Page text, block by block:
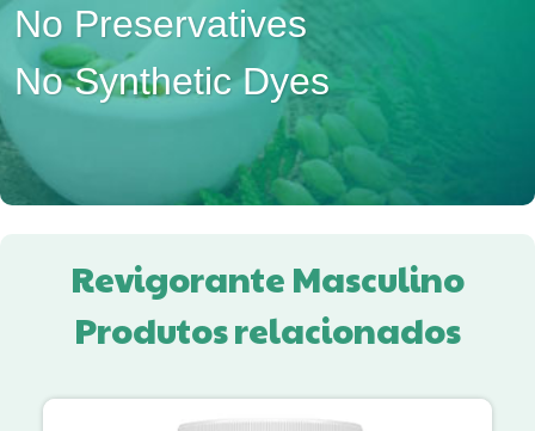
No Preservatives
No Synthetic Dyes
Revigorante Masculino
Produtos relacionados